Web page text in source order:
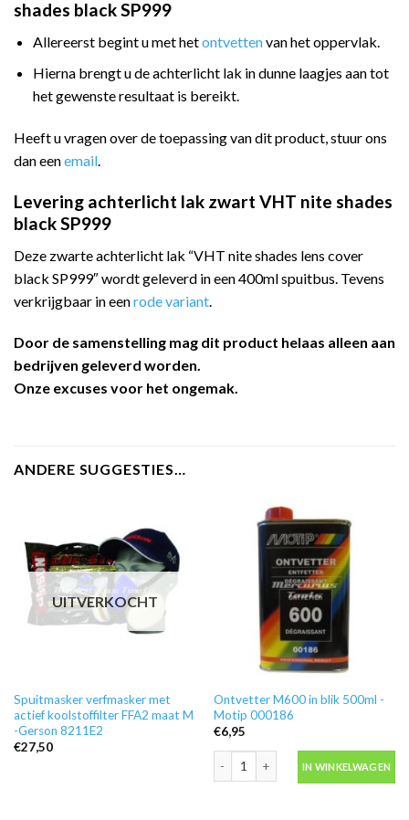
shades black SP999
Allereerst begint u met hetontvettenvan het oppervlak.
Hierna brengt u de achterlicht lak in dunne laagjes aan tot
het gewenste resultaat is bereikt.
Heeft u vragen over de toepassing van dit product, stuur ons
dan eenemail.
Levering achterlicht lak zwart VHT nite shades
black SP999
Deze zwarte achterlicht lak “VHT nite shades lens cover
black SP999″ wordt geleverd in een 400ml spuitbus. Tevens
verkrijgbaar in eenrode variant
Door de samenstelling mag dit product helaas alleen aan
bedrijven geleverd worden.
Onze excuses voor het ongemak.
ANDERE SUGGESTIES…
UITVERKOCHT
Spuitmasker verfmasker met
actief koolstoffilter FFA2 maat M
-Gerson 8211E2
€27,50
Ontvetter M600 in blik 500ml -
Motip 000186
€6,95
Ontvetter M600 in blik 500ml -Motip
IN WINKELWAGEN